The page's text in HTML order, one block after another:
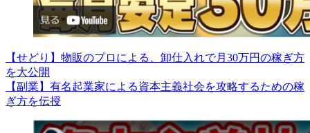
【せどり】物販のプロによる、卸仕入れで月30万円の稼ぎ方
を大公開
【副業】有名起業家による資本主義社会を攻略するための稼
ぎ方を伝授